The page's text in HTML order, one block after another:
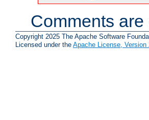
Comments
Copyright 2025 The Apache Software
Licensed under the Apache License, Version